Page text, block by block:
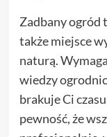
Zadbany ogród
także miejsce
naturą.
wiedzy
brakuje Ci
pewność, że